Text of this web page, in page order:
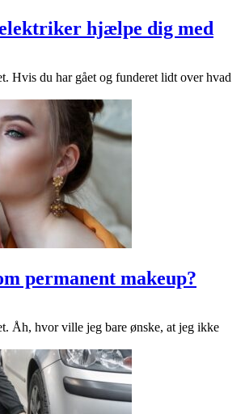
hjælpe dig med
Hvis du har gået og funderet lidt over hvad
permanent makeup?
Åh, hvor ville jeg bare ønske, at jeg ikke